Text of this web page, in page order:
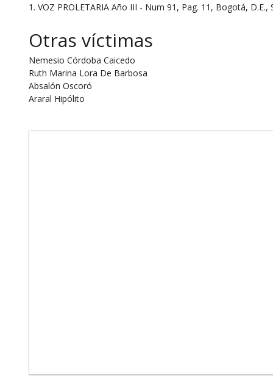
1. VOZ PROLETARIA Año III - Num 91, Pag. 11, Bogotá,
Otras víctimas
Nemesio Córdoba Caicedo
Ruth Marina Lora De Barbosa
Absalón Oscoró
Araral Hipólito